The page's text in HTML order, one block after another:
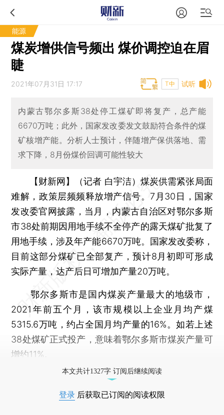
能源
煤炭增供信号频出 煤价调控迫在眉
睫
试听
2021年07月31日 17:17 T中
内蒙古鄂尔多斯38处停工煤矿即将复产，总产能
6670万吨；此外，国家发改委发文鼓励符合条件的煤
矿核增产能。分析人士预计，伴随增产保供落地、需
求下降，8月份煤价回调可能性较大
【财新网】（记者 白宇洁） 煤炭供需紧张局面
难解，政策层频频释放增产信号。7月30日，国家
发改委官网披露，当月，内蒙古自治区对鄂尔多斯
市38处前期因用地手续不全停产的露天煤矿批复了
用地手续，涉及年产能6670万吨。国家发改委称，
目前这部分煤矿已全部复产，预计8月初即可形成
实际产量，达产后日可增加产量20万吨。
鄂尔多斯市是国内煤炭产量最大的地级市，
2021年前五个月，该市规模以上企业月均产煤
5315.6万吨，约占全国月均产量的16%。如若上述
38处煤矿正式投产，意味着鄂尔多斯市煤炭产量可
增约11%。
本文共计1327字 订阅后继续阅读
登录 后获取已订阅的阅读权限